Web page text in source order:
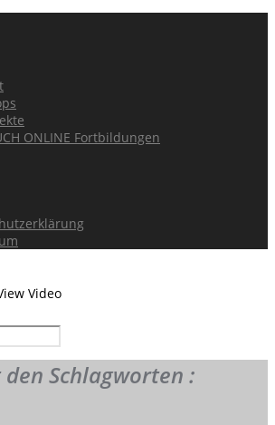
ONLINE Fortbildungen
Video
Schlagworten :